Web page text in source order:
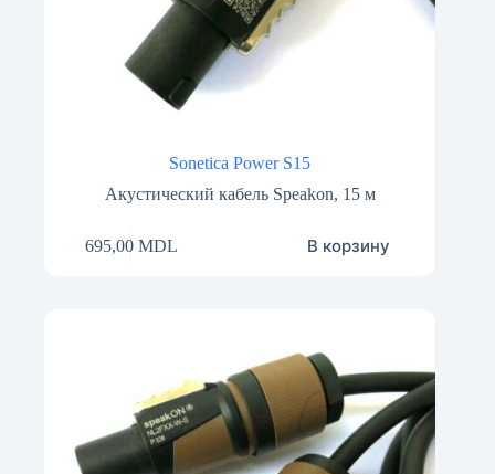
Sonetica Power S15
Акустический кабель Speakon, 15 м
695,00 MDL В корзину